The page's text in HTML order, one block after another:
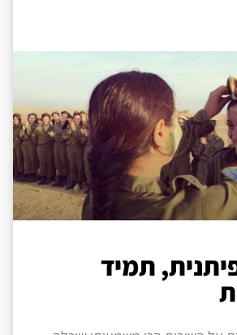
תמיד